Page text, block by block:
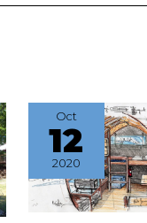
Oct
12
2020